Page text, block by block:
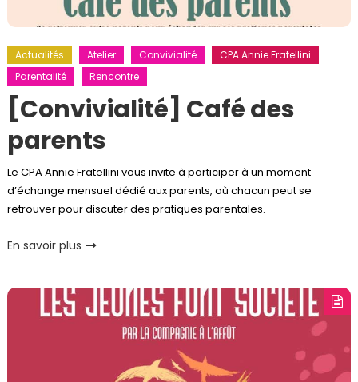
Actualités Atelier Convivialité
CPA Annie Fratellini
Parentalité
Rencontre
[Convivialité] Café des
parents
Le CPA Annie Fratellini vous invite à participer à un moment
d’échange mensuel dédié aux parents, où chacun peut se
retrouver pour discuter des pratiques parentales.
En savoir plus